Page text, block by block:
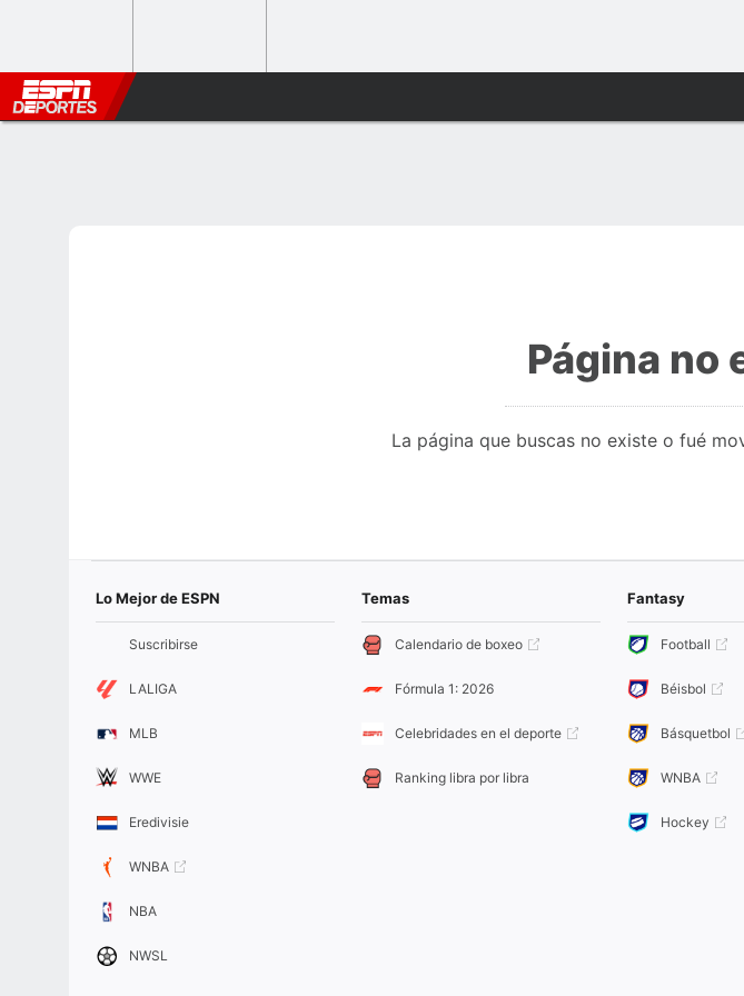
Página no
La página que buscas no existe o fué
Lo Mejor de ESPN
Suscribirse
LALIGA
MLB
WWE
Eredivisie
WNBA
NBA
NWSL
Temas
Calendario de boxeo
Fórmula 1: 2026
Celebridades en el deporte
Ranking libra por libra
Fantasy
Football
Béisbol
Básquetbol
WNBA
Hockey